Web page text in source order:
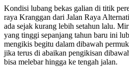
Kondisi lubang bekas galian di titik
raya Kranggan dari Jalan Raya
ada sejak kurang lebih setahun lalu.
yang tinggi sepanjang tahun baru ini
mengikis begitu dalam dibawah
jika terus di abaikan pengikisan
bisa melebar hingga ke tengah jalan.